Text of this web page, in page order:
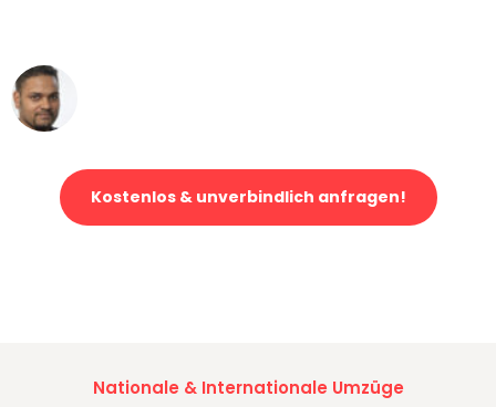
Kostenlos & unverbindlich anfragen!
Nationale & Internationale Umzüge